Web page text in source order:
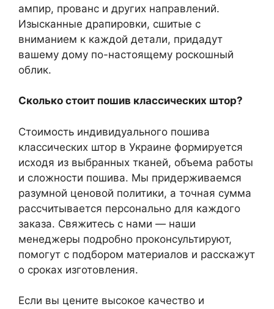
ампир, прованс и других направлений.
Изысканные драпировки, сшитые с
вниманием к каждой детали, придадут
вашему дому по-настоящему роскошный
облик.
Сколько стоит пошив классических штор?
Стоимость индивидуального пошива
классических штор в Украине формируется
исходя из выбранных тканей, объема работы
и сложности пошива. Мы придерживаемся
разумной ценовой политики, а точная сумма
рассчитывается персонально для каждого
заказа. Свяжитесь с нами — наши
менеджеры подробно проконсультируют,
помогут с подбором материалов и расскажут
о сроках изготовления.
Если вы цените высокое качество и